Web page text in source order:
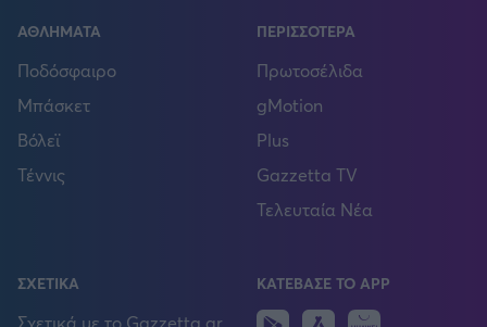
ΑΘΛΗΜΑΤΑ
Ποδόσφαιρο
Μπάσκετ
Βόλεϊ
Τέννις
ΠΕΡΙΣΣΟΤΕΡΑ
Πρωτοσέλιδα
gMotion
Plus
Gazzetta TV
Τελευταία Νέα
ΣΧΕΤΙΚΑ
Σχετικά με το Gazzetta.gr
ΚΑΤΕΒΑΣΕ ΤΟ APP